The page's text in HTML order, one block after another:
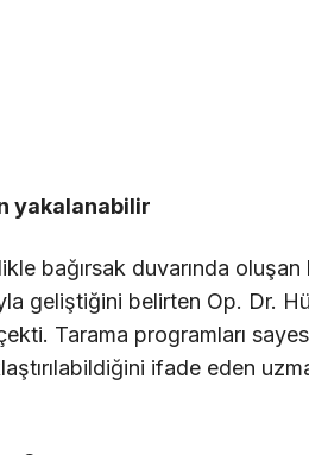
yakalanabilir
bağırsak duvarında
geliştiğini belirten Op. Dr.
Tarama programları
ifade eden